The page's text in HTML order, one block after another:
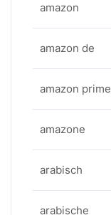
amazon
amazon de
amazon prime
amazone
arabisch
arabische